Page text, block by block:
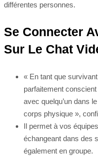
différentes personnes.
Se Connecter
Sur Le Chat
« En tant que
parfaitement
avec quelqu’un dans
corps physique »,
Il permet à vos
échangeant dans des
également en groupe.